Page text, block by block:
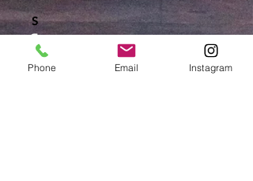
S
Crackpot Independent Brand Custom Lab & Shop
Stampe e Ricami Personalizzati
Phone Email Instagram